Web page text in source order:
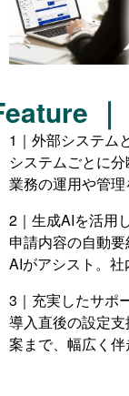
1｜外部システム
システムごとに
業務の運用や管理
2｜生成AIを活用
申請内容の自動
AIがアシスト。社
3｜充実したサポ
導入直後の設定
案まで、幅広く伴